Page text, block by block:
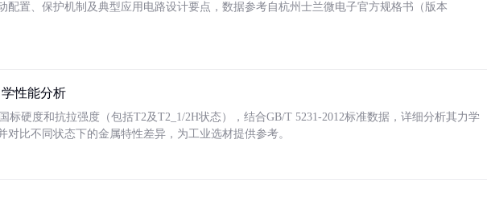
配置、保护机制及典型应用电路设计要点，数据参考自杭州士兰微电子官方规格书（版本
性能分析
标硬度和抗拉强度（包括T2及T2_1/2H状态），结合GB/T 5231-2012标准数据，详细分析其力学
对比不同状态下的金属特性差异，为工业选材提供参考。